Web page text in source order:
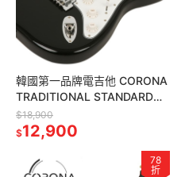
韓國第一品牌電吉他 CORONA
TRADITIONAL STANDARD
PLUS ST SP22 BLK 單單雙
$18,900
$12,900
78
折